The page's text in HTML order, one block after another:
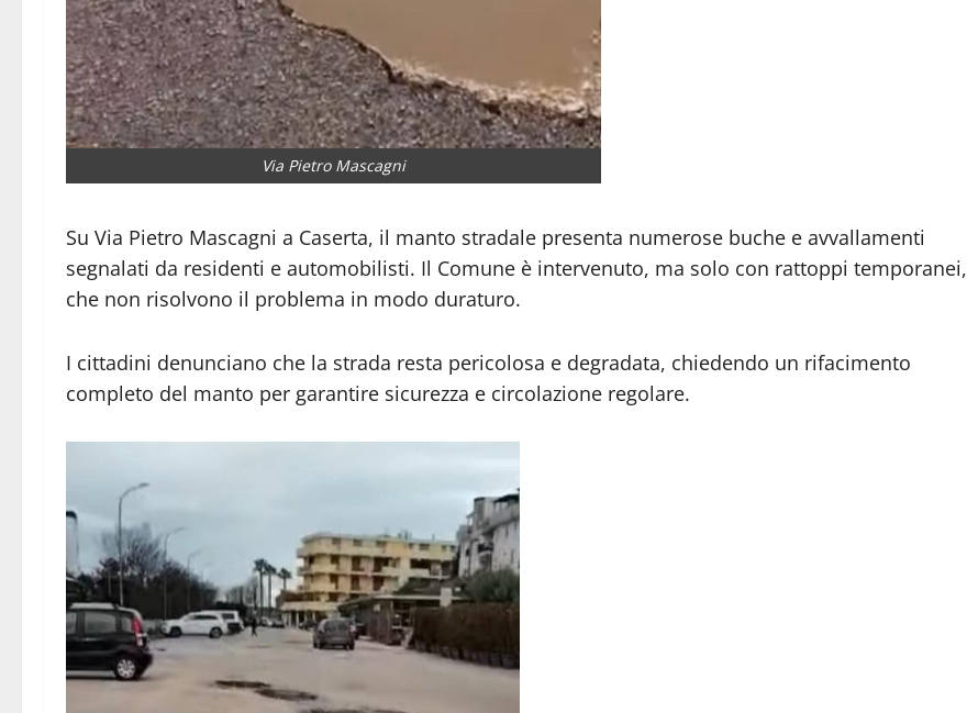
Via Pietro Mascagni
Su Via Pietro Mascagni a Caserta, il manto stradale presenta numerose buche e avvallamenti
segnalati da residenti e automobilisti. Il Comune è intervenuto, ma solo con rattoppi temporanei,
che non risolvono il problema in modo duraturo.
I cittadini denunciano che la strada resta pericolosa e degradata, chiedendo un rifacimento
completo del manto per garantire sicurezza e circolazione regolare.